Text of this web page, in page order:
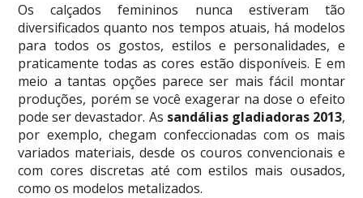
Os calçados femininos nunca estiveram tão
diversificados quanto nos tempos atuais, há modelos
para todos os gostos, estilos e personalidades, e
praticamente todas as cores estão disponíveis. E em
meio a tantas opções parece ser mais fácil montar
produções, porém se você exagerar na dose o efeito
pode ser devastador. As sandálias gladiadoras 2013,
por exemplo, chegam confeccionadas com os mais
variados materiais, desde os couros convencionais e
com cores discretas até com estilos mais ousados,
como os modelos metalizados.